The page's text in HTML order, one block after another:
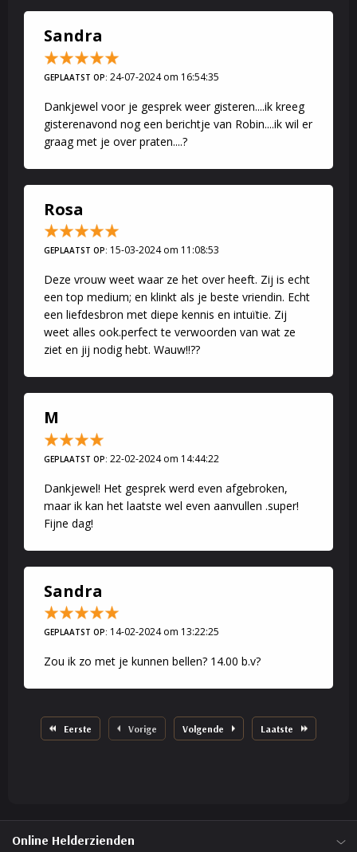
Sandra
GEPLAATST OP: 24-07-2024 om 16:54:35
Dankjewel voor je gesprek weer gisteren....ik kreeg
gisterenavond nog een berichtje van Robin....ik wil er
graag met je over praten....?
Rosa
GEPLAATST OP: 15-03-2024 om 11:08:53
Deze vrouw weet waar ze het over heeft. Zij is echt
een top medium; en klinkt als je beste vriendin. Echt
een liefdesbron met diepe kennis en intuïtie. Zij
weet alles ook.perfect te verwoorden van wat ze
ziet en jij nodig hebt. Wauw!!??
M
GEPLAATST OP: 22-02-2024 om 14:44:22
Dankjewel! Het gesprek werd even afgebroken,
maar ik kan het laatste wel even aanvullen .super!
Fijne dag!
Sandra
GEPLAATST OP: 14-02-2024 om 13:22:25
Zou ik zo met je kunnen bellen? 14.00 b.v?
Eerste Vorige Volgende Laatste
Online Helderzienden